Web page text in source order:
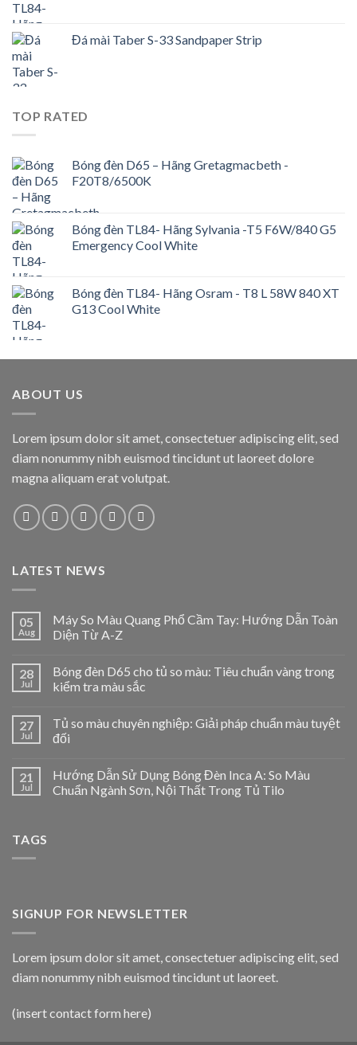
Đá mài Taber S-33 Sandpaper Strip
TOP RATED
Bóng đèn D65 – Hãng Gretagmacbeth -
F20T8/6500K
Bóng đèn TL84- Hãng Sylvania -T5 F6W/840 G5
Emergency Cool White
Bóng đèn TL84- Hãng Osram - T8 L 58W 840 XT
G13 Cool White
ABOUT US
Lorem ipsum dolor sit amet, consectetuer adipiscing elit, sed
diam nonummy nibh euismod tincidunt ut laoreet dolore
magna aliquam erat volutpat.
LATEST NEWS
05
Aug
Máy So Màu Quang Phổ Cầm Tay: Hướng Dẫn Toàn
Diện Từ A-Z
28
Jul
Bóng đèn D65 cho tủ so màu: Tiêu chuẩn vàng trong
kiểm tra màu sắc
27
Jul
Tủ so màu chuyên nghiệp: Giải pháp chuẩn màu tuyệt
đối
21
Jul
Hướng Dẫn Sử Dụng Bóng Đèn Inca A: So Màu
Chuẩn Ngành Sơn, Nội Thất Trong Tủ Tilo
TAGS
SIGNUP FOR NEWSLETTER
Lorem ipsum dolor sit amet, consectetuer adipiscing elit, sed
diam nonummy nibh euismod tincidunt ut laoreet.
(insert contact form here)